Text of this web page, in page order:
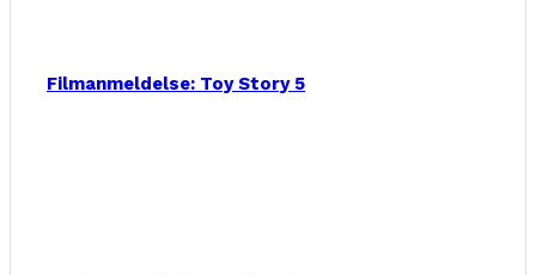
Filmanmeldelse: Toy Story 5